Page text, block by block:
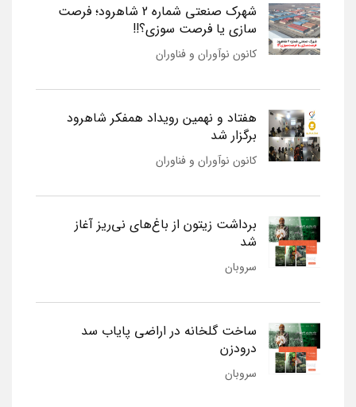
شهرک صنعتی شماره 2 شاهرود؛ فرصت
سازی یا فرصت سوزی؟!!
کانون نوآوران و فناوران
هفتاد و نهمین رویداد همفکر شاهرود
برگزار شد
کانون نوآوران و فناوران
برداشت زیتون از باغ‌های نی‌ریز آغاز
شد
سروبان
ساخت گلخانه در اراضی پایاب سد
درودزن
سروبان